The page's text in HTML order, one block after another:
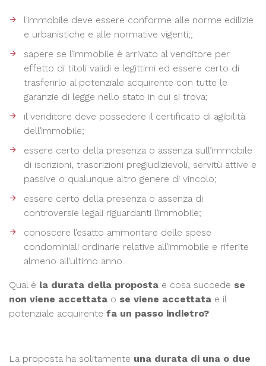
l’immobile deve essere conforme alle norme edilizie
e urbanistiche e alle normative vigenti;;
sapere se l’immobile è arrivato al venditore per
effetto di titoli validi e legittimi ed essere certo di
trasferirlo al potenziale acquirente con tutte le
garanzie di legge nello stato in cui si trova;
il venditore deve possedere il certificato di agibilità
dell’immobile;
essere certo della presenza o assenza sull’immobile
di iscrizioni, trascrizioni pregiudizievoli, servitù attive e
passive o qualunque altro genere di vincolo;
essere certo della presenza o assenza di
controversie legali riguardanti l’immobile;
conoscere l’esatto ammontare delle spese
condominiali ordinarie relative all’immobile e riferite
almeno all’ultimo anno.
Qual è la durata della proposta e cosa succede se
non viene accettata o se viene accettata e il
potenziale acquirente fa un passo indietro?
La proposta ha solitamente una durata di una o due